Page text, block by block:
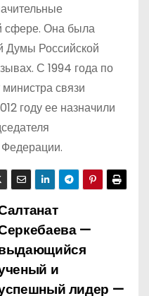
сфере. Она была
Думы Российской
С 1994 года по
связи
году ее назначили
—
и
лидер —